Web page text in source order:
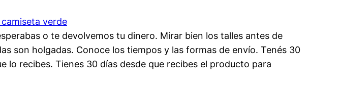
o te devolvemos tu dinero. Mirar bien los talles antes de
son holgadas. Conoce los tiempos y las formas de envío. Tenés 30
lo recibes. Tienes 30 días desde que recibes el producto para